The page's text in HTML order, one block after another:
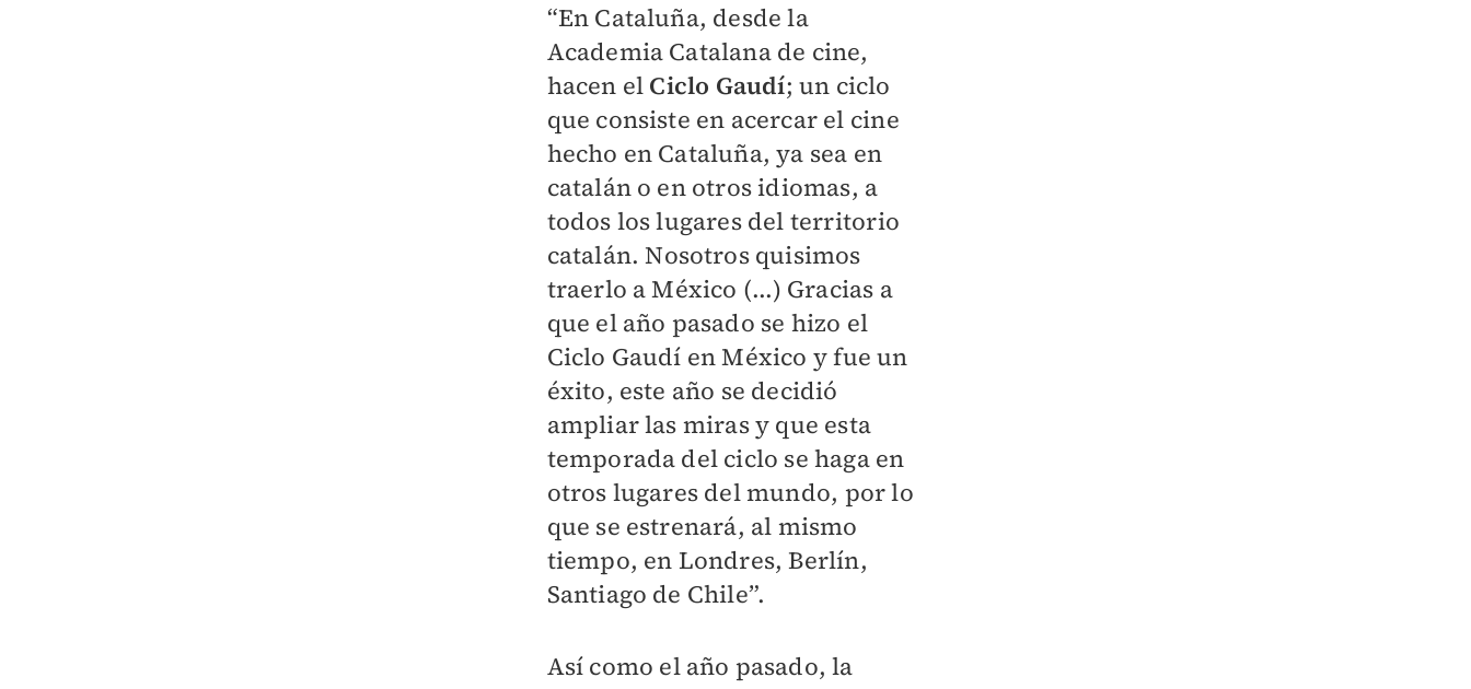
“En Cataluña, desde la
Academia Catalana de cine,
hacen el Ciclo Gaudí; un ciclo
que consiste en acercar el cine
hecho en Cataluña, ya sea en
catalán o en otros idiomas, a
todos los lugares del territorio
catalán. Nosotros quisimos
traerlo a México (...) Gracias a
que el año pasado se hizo el
Ciclo Gaudí en México y fue un
éxito, este año se decidió
ampliar las miras y que esta
temporada del ciclo se haga en
otros lugares del mundo, por lo
que se estrenará, al mismo
tiempo, en Londres, Berlín,
Santiago de Chile”.
Así como el año pasado, la